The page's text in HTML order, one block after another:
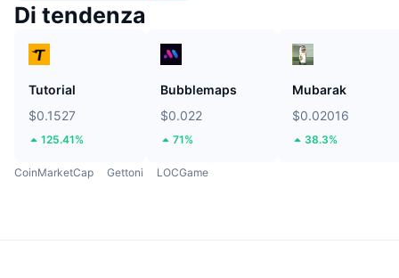
Di tendenza
Tutorial
$0.1527
125.41%
Bubblemaps
$0.022
71%
Mubarak
$0.02016
38.3%
CoinMarketCap Gettoni LOCGame